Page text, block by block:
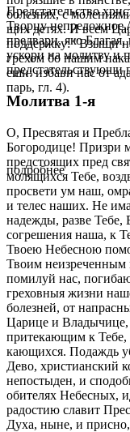
бо­лез­нях, с
щих де­тях. И всем
под­держ­ку: "Взы­щи
гре­хом бо на­шим
е­ши: из­ба­ви нас от
парь, гл. 4).
подробнее
Предстательство
Творцу
предвари, яко
ускори на молитву и
предстательствующи
Молитва 1-я
О, Пресвятая и
Богородице! Призри
предстоящих пред
молящихся Тебе,
просвети ум наш,
и телес наших. Не
надежды, разве
согрешения наша, к
Твоею Небесною
Твоим неизреченным
помилуй нас,
греховныя жизни
болезней, от
Царице и Владычице,
притекающим к Тебе,
кающихся. Подаждь
Дево, христианский
непостыден, и
обителях Небесных,
радостию славит
Духа, ныне, и